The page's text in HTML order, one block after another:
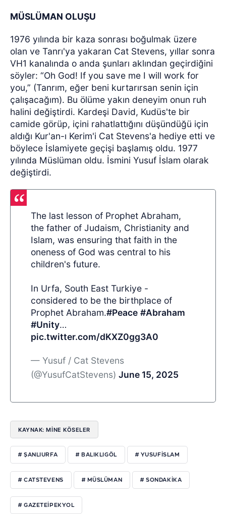
MÜSLÜMAN OLUŞU
1976 yılında bir kaza sonrası boğulmak üzere
olan ve Tanrı'ya yakaran Cat Stevens, yıllar sonra
VH1 kanalında o anda şunları aklından geçirdiğini
söyler: “Oh God! If you save me I will work for
you,” (Tanrım, eğer beni kurtarırsan senin için
çalışacağım). Bu ölüme yakın deneyim onun ruh
halini değiştirdi. Kardeşi David, Kudüs'te bir
camide görüp, içini rahatlattığını düşündüğü için
aldığı Kur'an-ı Kerim'i Cat Stevens'a hediye etti ve
böylece İslamiyete geçişi başlamış oldu. 1977
yılında Müslüman oldu. İsmini Yusuf İslam olarak
değiştirdi.
The last lesson of Prophet Abraham,
the father of Judaism, Christianity and
Islam, was ensuring that faith in the
oneness of God was central to his
children's future.
In Urfa, South East Turkiye -
considered to be the birthplace of
Prophet Abraham.#Peace #Abraham
#Unity…
pic.twitter.com/dKXZ0gg3A0
— Yusuf / Cat Stevens
(@YusufCatStevens) June 15, 2025
KAYNAK: MİNE KÖSELER
# ŞANLIURFA # BALIKLIGÖL # YUSUFİSLAM
# CATSTEVENS # MÜSLÜMAN # SONDAKIKA
# GAZETEIPEKYOL